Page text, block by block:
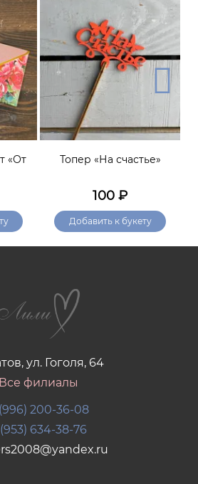
«От
Топер «На счастье»
100 ₽
Добавить к букету
ул. Гоголя, 64
Все филиалы
200-36-08
634-38-76